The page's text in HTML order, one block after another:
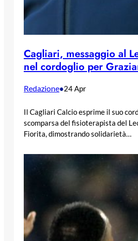
Cagliari, messaggio al
nel cordoglio per
Redazione•24 Apr
Il Cagliari Calcio esprime il suo
scomparsa del fisioterapista del
Fiorita, dimostrando solidarietà…